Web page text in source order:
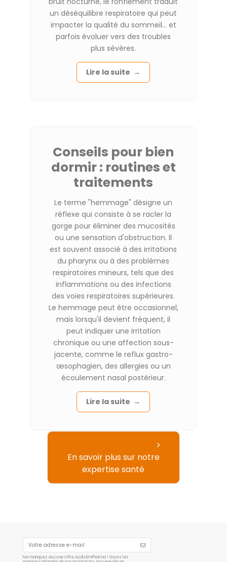
un déséquilibre respiratoire qui peut
impacter la qualité du sommeil… et
parfois évoluer vers des troubles
plus sévères.
Lire la suite →
Conseils pour bien
dormir : routines et
traitements
Le terme "hemmage" désigne un
réflexe qui consiste à se racler la
gorge pour éliminer des mucosités
ou une sensation d'obstruction. Il
est souvent associé à des irritations
du pharynx ou à des problèmes
respiratoires mineurs, tels que des
inflammations ou des infections
des voies respiratoires supérieures.
Le hemmage peut être occasionnel,
mais lorsqu'il devient fréquent, il
peut indiquer une irritation
chronique ou une affection sous-
jacente, comme le reflux gastro-
œsophagien, des allergies ou un
écoulement nasal postérieur.
Lire la suite →
En savoir plus sur notre
expertise santé
Ne manquez aucune offre AudistimPharma ! Soyez les